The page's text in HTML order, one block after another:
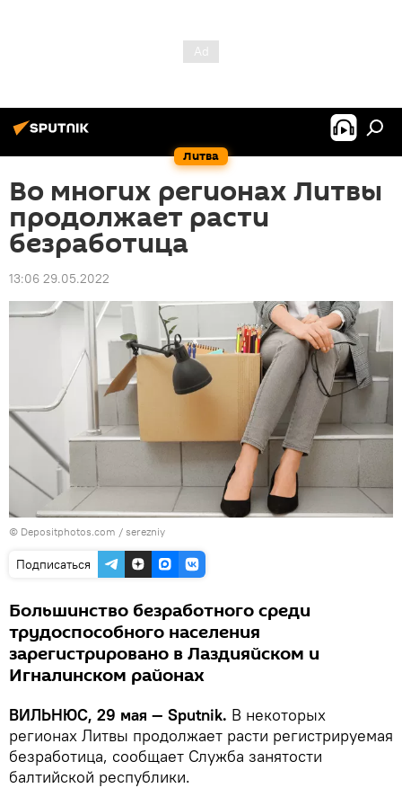
Литва
Во многих регионах Литвы
продолжает расти
безработица
13:06 29.05.2022
© Depositphotos.com / serezniy
Подписаться
Большинство безработного среди
трудоспособного населения
зарегистрировано в Лаздияйском и
Игналинском районах
ВИЛЬНЮС, 29 мая — Sputnik. В некоторых
регионах Литвы продолжает расти регистрируемая
безработица, сообщает Служба занятости
балтийской республики.